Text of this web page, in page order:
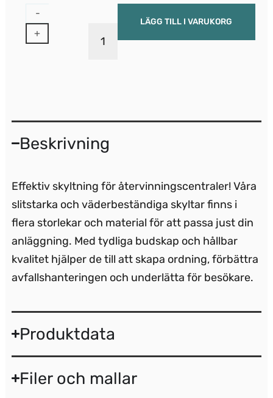
-
+
LÄGG TILL I VARUKORG
Beskrivning
Effektiv skyltning för återvinningscentraler! Våra
slitstarka och väderbeständiga skyltar finns i
flera storlekar och material för att passa just din
anläggning. Med tydliga budskap och hållbar
kvalitet hjälper de till att skapa ordning, förbättra
avfallshanteringen och underlätta för besökare.
Produktdata
Filer och mallar